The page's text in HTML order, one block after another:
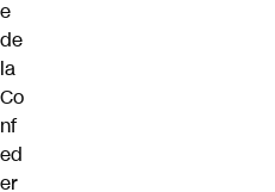
e
de
la
Co
nf
ed
er